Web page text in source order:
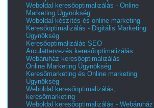
Weboldal keresőoptimalizálás - Online
Marketing Ügynökség
Weboldal készítés és online marketing
Keresőoptimalizálás - Digitális Marketing
Ügynökség
Keresőoptimalizálás SEO
Arculattervezés keresőoptimalizálás
Webáruház keresőoptimalizálás
Online Marketing Ügynökség
Keresőmarketing és Online marketing
Ügynökség
Weboldal keresőoptimalizálás,
keresőmarketing
Weboldal keresőoptimalizálás - Webáruház